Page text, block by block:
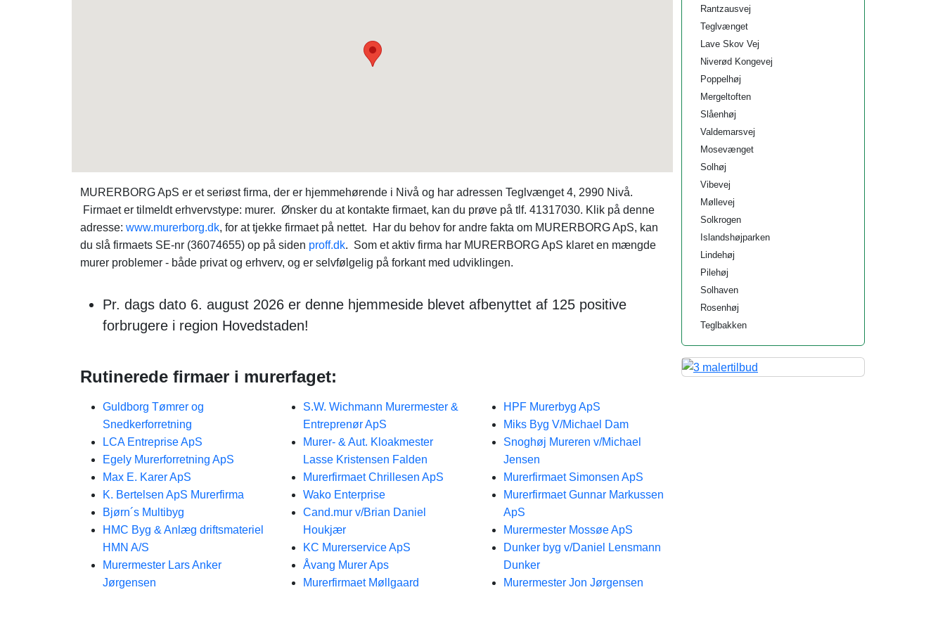
MURERBORG ApS er et seriøst firma, der er hjemmehørende i Nivå og har adressen Teglvænget 4, 2990 Nivå.
Firmaet er tilmeldt erhvervstype: murer. Ønsker du at kontakte firmaet, kan du prøve på tlf. 41317030. Klik på denne
adresse: www.murerborg.dk, for at tjekke firmaet på nettet. Har du behov for andre fakta om MURERBORG ApS, kan
du slå firmaets SE-nr (36074655) op på siden proff.dk. Som et aktiv firma har MURERBORG ApS klaret en mængde
murer problemer - både privat og erhverv, og er selvfølgelig på forkant med udviklingen.
Pr. dags dato 6. august 2026 er denne hjemmeside blevet afbenyttet af 125 positive
forbrugere i region Hovedstaden!
Rutinerede firmaer i murerfaget:
Guldborg Tømrer og
Snedkerforretning
LCA Entreprise ApS
Egely Murerforretning ApS
Max E. Karer ApS
K. Bertelsen ApS Murerfirma
Bjørn´s Multibyg
HMC Byg & Anlæg driftsmateriel
HMN A/S
Murermester Lars Anker
Jørgensen
S.W. Wichmann Murermester &
Entreprenør ApS
Murer- & Aut. Kloakmester
Lasse Kristensen Falden
Murerfirmaet Chrillesen ApS
Wako Enterprise
Cand.mur v/Brian Daniel
Houkjær
KC Murerservice ApS
Åvang Murer Aps
Murerfirmaet Møllgaard
HPF Murerbyg ApS
Miks Byg V/Michael Dam
Snoghøj Mureren v/Michael
Jensen
Murerfirmaet Simonsen ApS
Murerfirmaet Gunnar Markussen
ApS
Murermester Mossøe ApS
Dunker byg v/Daniel Lensmann
Dunker
Murermester Jon Jørgensen
Rantzausvej
Teglvænget
Lave Skov Vej
Niverød Kongevej
Poppelhøj
Mergeltoften
Slåenhøj
Valdemarsvej
Mosevænget
Solhøj
Vibevej
Møllevej
Solkrogen
Islandshøjparken
Lindehøj
Pilehøj
Solhaven
Rosenhøj
Teglbakken